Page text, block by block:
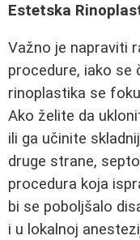
Estetska
Važno je napraviti
procedure, iako se
rinoplastika se
Ako želite da
ili ga učinite
druge strane,
procedura koja
bi se poboljšalo
i u lokalnoj